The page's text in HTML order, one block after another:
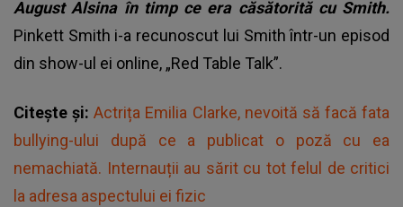
August Alsina în timp ce era căsătorită cu Smith.
Pinkett Smith i-a recunoscut lui Smith într-un episod
din show-ul ei online, „Red Table Talk”.
Citește și:Actrița Emilia Clarke, nevoită să facă fata
bullying-ului după ce a publicat o poză cu ea
nemachiată. Internauții au sărit cu tot felul de critici
la adresa aspectului ei fizic